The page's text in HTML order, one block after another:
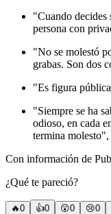
"Cuando decides
persona con
"No se molestó
grabas. Son dos
"Es figura
"Siempre se ha
odioso, en cada
termina molesto",
Con información de
¿Qué te pareció?
🔥0 👍0 😲0 😢0